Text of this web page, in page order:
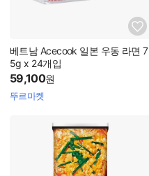
베트남 Acecook 일본 우동 라면 7
5g x 24개입
59,100원
뚜르마켓